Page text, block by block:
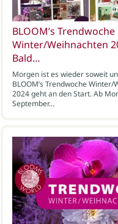
BLOOM’s Trendwoche
Winter/Weihnachten
Bald…
Morgen ist es wieder soweit
BLOOM’s Trendwoche Winter/
2024 geht an den Start. Ab
September…